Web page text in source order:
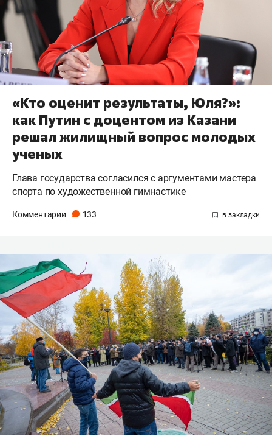
«Кто оценит результаты, Юля?»:
как Путин с доцентом из Казани
решал жилищный вопрос молодых
ученых
Глава государства согласился с аргументами мастера
спорта по художественной гимнастике
Комментарии 133